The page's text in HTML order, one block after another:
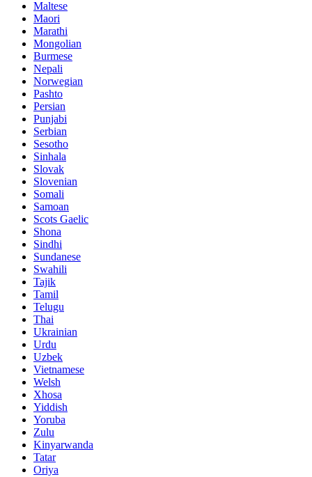
Maltese
Maori
Marathi
Mongolian
Burmese
Nepali
Norwegian
Pashto
Persian
Punjabi
Serbian
Sesotho
Sinhala
Slovak
Slovenian
Somali
Samoan
Scots Gaelic
Shona
Sindhi
Sundanese
Swahili
Tajik
Tamil
Telugu
Thai
Ukrainian
Urdu
Uzbek
Vietnamese
Welsh
Xhosa
Yiddish
Yoruba
Zulu
Kinyarwanda
Tatar
Oriya